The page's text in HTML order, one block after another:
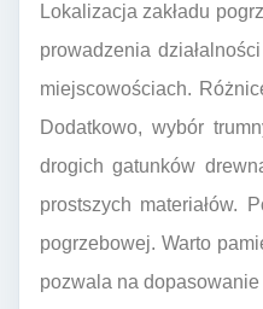
Lokalizacja zakładu
prowadzenia
miejscowościach.
Dodatkowo, wybór
drogich gatunków
prostszych materiałów.
pogrzebowej. Warto
pozwala na dopasowanie